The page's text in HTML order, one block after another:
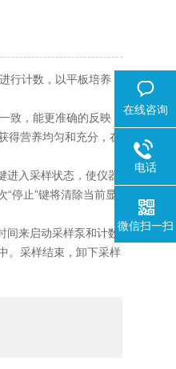
行计数，以平板培养
致，能更准确的反映
营养均匀和充分，在
入采样状态，使仪器
停止”键将清除当前显
间来启动采样泵和计数
。采样结束，卸下采样
在线咨询
电话
微信扫一扫